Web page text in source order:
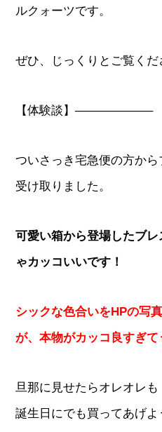
ルクォーツです。
ぜひ、じっくりとご覧くだ
【体験談】——————–
ついさっき宅急便の方か
受け取りました。
可愛い箱から登場したブ
ゃカッコいいです！
シックな色合いをHPの写
が、本物がカッコ良すぎて
旦那に見せたらオレオレ
誕生日にでも買ってあげよ